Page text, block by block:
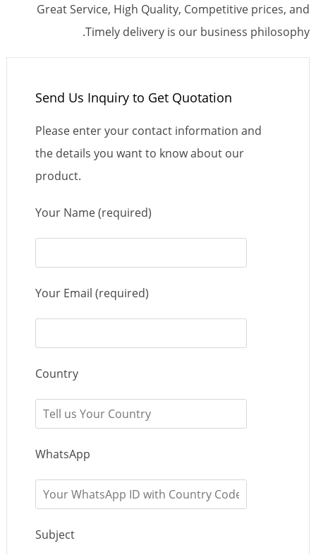
Great Service, High Quality, Competitive prices, and
Timely delivery is our business philosophy.
Send Us Inquiry to Get Quotation
Please enter your contact information and
the details you want to know about our
product.
Your Name (required)
Your Email (required)
Country
WhatsApp
Subject